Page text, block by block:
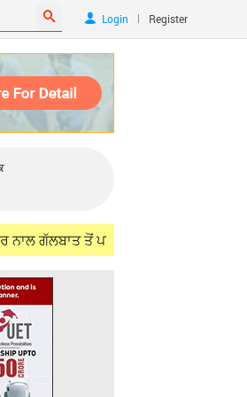
Login | Register
ਤੋਂ ਪਹਿਲਾਂ ਅਕਾਲ ਤਖ਼ਤ ਸਾਹਿਬ ਦੀ